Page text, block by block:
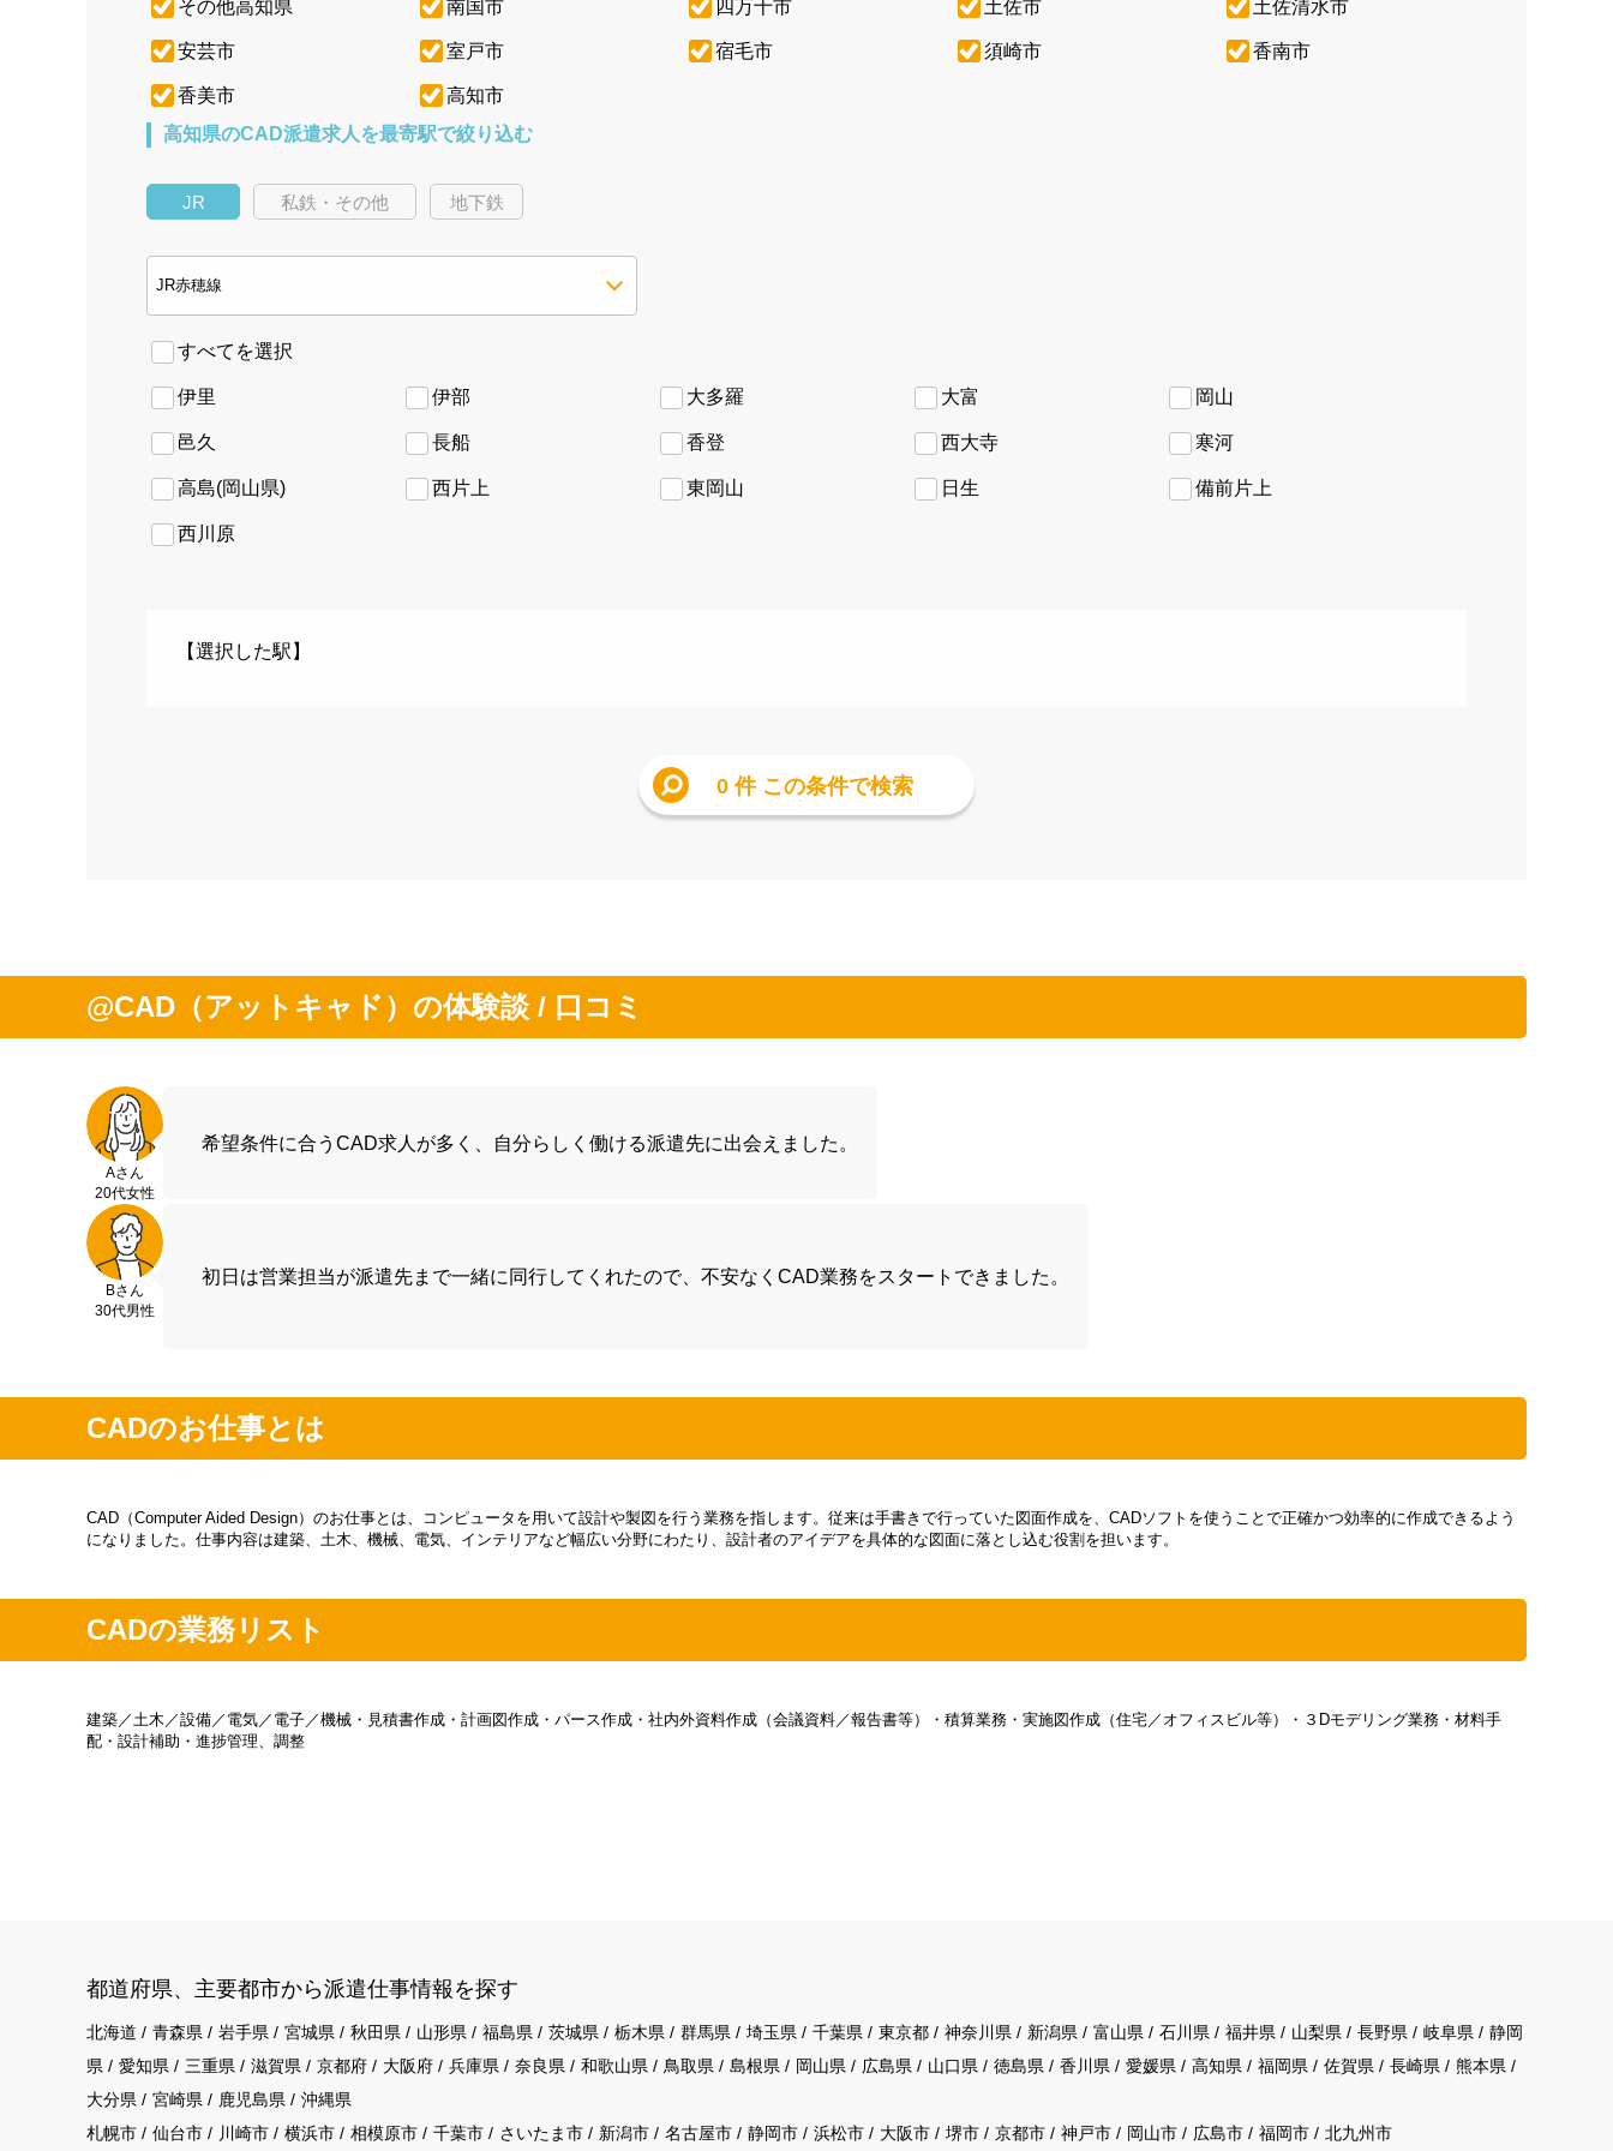
その他高知県 南国市 四万十市 土佐市 土佐清水市
安芸市 室戸市 宿毛市 須崎市 香南市
香美市
高知市
高知県のCAD派遣求人を最寄駅で絞り込む
JR 私鉄・その他 地下鉄
すべてを選択
伊里 伊部 大多羅 大富 岡山
邑久 長船 香登 西大寺 寒河
高島(岡山県) 西片上 東岡山 日生 備前片上
西川原
【選択した駅】
0 件 この条件で検索
@CAD（アットキャド）の体験談 / 口コミ
Aさん
20代女性
希望条件に合うCAD求人が多く、自分らしく働ける派遣先に出会えました。
Bさん
30代男性
初日は営業担当が派遣先まで一緒に同行してくれたので、不安なくCAD業務をスタートできました。
CADのお仕事とは
CAD（Computer Aided Design）のお仕事とは、コンピュータを用いて設計や製図を行う業務を指します。従来は手書きで行っていた図面作成を、CADソフトを使うことで正確かつ効率的に作成できるよう
になりました。仕事内容は建築、土木、機械、電気、インテリアなど幅広い分野にわたり、設計者のアイデアを具体的な図面に落とし込む役割を担います。
CADの業務リスト
建築／土木／設備／電気／電子／機械・見積書作成・計画図作成・パース作成・社内外資料作成（会議資料／報告書等）・積算業務・実施図作成（住宅／オフィスビル等）・３Dモデリング業務・材料手
配・設計補助・進捗管理、調整
都道府県、主要都市から派遣仕事情報を探す
北海道 青森県 岩手県 宮城県 秋田県 山形県 福島県 茨城県 栃木県 群馬県 埼玉県 千葉県 東京都 神奈川県 新潟県 富山県 石川県 福井県 山梨県 長野県 岐阜県
静岡
県
愛知県 三重県 滋賀県 京都府 大阪府 兵庫県 奈良県 和歌山県 鳥取県 島根県 岡山県 広島県 山口県 徳島県 香川県 愛媛県 高知県 福岡県 佐賀県 長崎県
熊本県
大分県
宮崎県 鹿児島県
沖縄県
札幌市
仙台市 川崎市 横浜市 相模原市 千葉市 さいたま市 新潟市 名古屋市 静岡市 浜松市 大阪市 堺市 京都市 神戸市 岡山市 広島市 福岡市 北九州市